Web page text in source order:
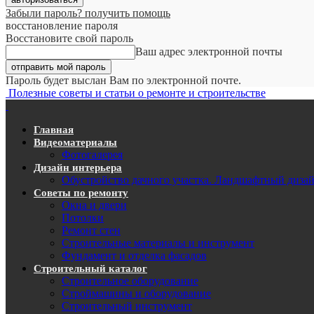
Забыли пароль? получить помощь
восстановление пароля
Восстановите свой пароль
Ваш адрес электронной почты
Пароль будет выслан Вам по электронной почте.
Полезные советы и статьи о ремонте и строительстве
Главная
Видеоматериалы
Фотогалерея
Дизайн интерьера
Обустройство дачного участка. Ландшафтный
Советы по ремонту
Окна и двери
Потолки
Ремонт стен
Строительные материалы и инструмент
Фундамент и отделка фасадов
Строительный каталог
Строительное оборудование
Строймашины и оборудование
Строительный инструмент